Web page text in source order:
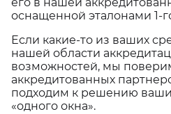
оснащенной эталонами 1-
Если какие-то из ваших
нашей области
возможностей, мы
аккредитованных
подходим к решению
«одного окна».